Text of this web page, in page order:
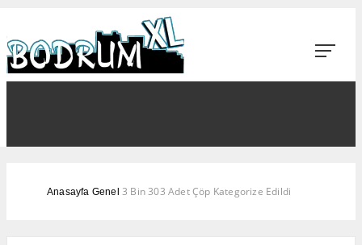
Anasayfa Genel 3 Bin 303 Adet Çöp Kategorize Edildi